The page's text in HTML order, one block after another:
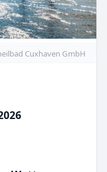
Cuxhaven GmbH